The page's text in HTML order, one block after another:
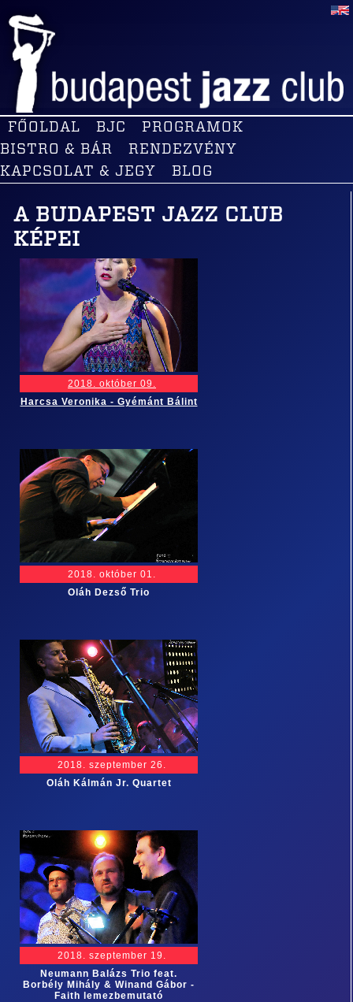
FŐOLDAL BJC
PROGRAMOK
BISTRO & BÁR
RENDEZVÉNY
KAPCSOLAT & JEGY
BLOG
A BUDAPEST JAZZ CLUB
KÉPEI
2018. október 09.
Harcsa Veronika - Gyémánt Bálint
2018. október 01.
Oláh Dezső Trio
2018. szeptember 26.
Oláh Kálmán Jr. Quartet
2018. szeptember 19.
Neumann Balázs Trio feat.
Borbély Mihály & Winand Gábor -
Faith lemezbemutató